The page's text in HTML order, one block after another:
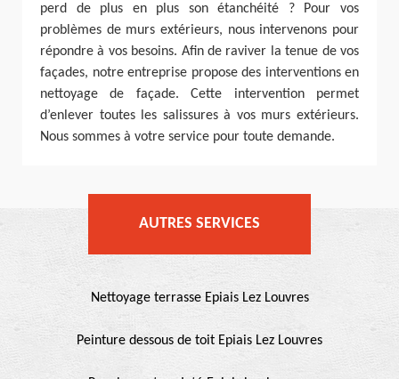
perd de plus en plus son étanchéité ? Pour vos
problèmes de murs extérieurs, nous intervenons pour
répondre à vos besoins. Afin de raviver la tenue de vos
façades, notre entreprise propose des interventions en
nettoyage de façade. Cette intervention permet
d’enlever toutes les salissures à vos murs extérieurs.
Nous sommes à votre service pour toute demande.
AUTRES SERVICES
Nettoyage terrasse Epiais Lez Louvres
Peinture dessous de toit Epiais Lez Louvres